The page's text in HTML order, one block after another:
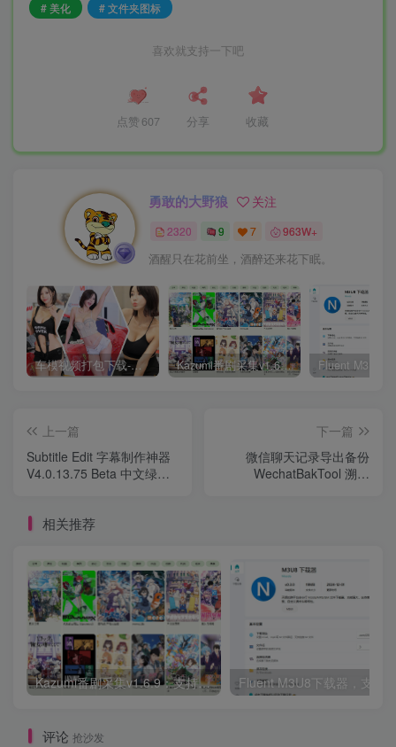
# 美化
# 文件夹图标
喜欢就支持一下吧
点赞 607 分享 收藏
勇敢的大野狼 关注
2320 9 7 963W+
酒醒只在花前坐，酒醉还来花下眠。
车模视频打包下载-高清无水印版 Kazumi番剧采集v1.6.9：支持自定义规则+在线观看+弹幕，跨平台下载
上一篇
Subtitle Edit 字幕制作神器
V4.0.13.75 Beta 中文绿色
下一篇
微信聊天记录导出备份
WechatBakTool 溯雪
相关推荐
Kazumi番剧采集v1.6.9：支持自定义规则+在线观看+弹幕，跨平台下载 Fluent M3U8下载器，支持
评论 抢沙发